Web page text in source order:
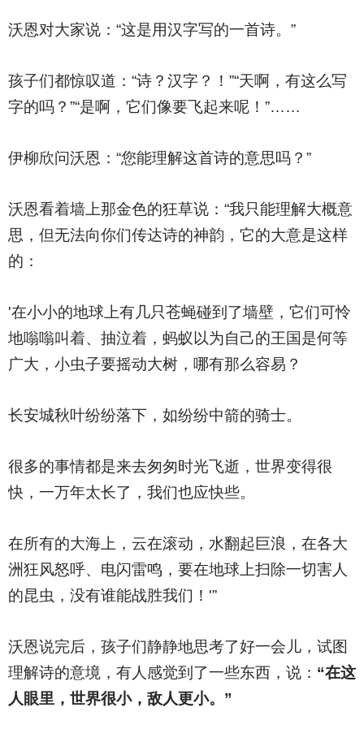
沃恩对大家说：“这是用汉字写的一首诗。”
孩子们都惊叹道：“诗？汉字？！”“天啊，有这么写
字的吗？”“是啊，它们像要飞起来呢！”……
伊柳欣问沃恩：“您能理解这首诗的意思吗？”
沃恩看着墙上那金色的狂草说：“我只能理解大概意
思，但无法向你们传达诗的神韵，它的大意是这样
的：
'在小小的地球上有几只苍蝇碰到了墙壁，它们可怜
地嗡嗡叫着、抽泣着，蚂蚁以为自己的王国是何等
广大，小虫子要摇动大树，哪有那么容易？
长安城秋叶纷纷落下，如纷纷中箭的骑士。
很多的事情都是来去匆匆时光飞逝，世界变得很
快，一万年太长了，我们也应快些。
在所有的大海上，云在滚动，水翻起巨浪，在各大
洲狂风怒呼、电闪雷鸣，要在地球上扫除一切害人
的昆虫，没有谁能战胜我们！'”
沃恩说完后，孩子们静静地思考了好一会儿，试图
理解诗的意境，有人感觉到了一些东西，说： “在这
人眼里，世界很小，敌人更小。”